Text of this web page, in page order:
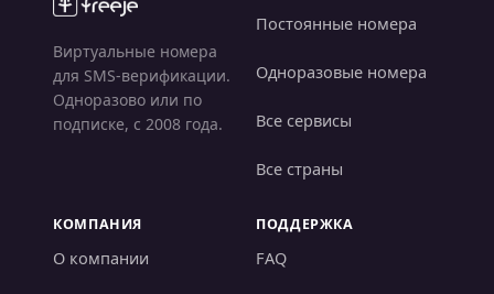
Виртуальные номера
для SMS-верификации.
Одноразово или по
подписке, с 2008 года.
Постоянные номера
Одноразовые номера
Все сервисы
Все страны
КОМПАНИЯ
О компании
ПОДДЕРЖКА
FAQ